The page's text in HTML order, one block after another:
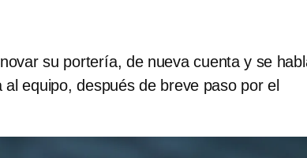
su portería, de nueva cuenta y se
equipo, después de breve paso por el